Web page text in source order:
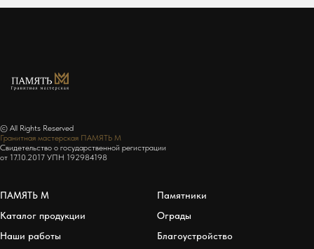
© All Rights Reserved
Гранитная мастерская ПАМЯТЬ М
Свидетельство о государственной регистрации
от 17.10.2017 УПН 192984198
ПАМЯТЬ М
Каталог продукции
Наши работы
Памятники
Ограды
Благоустройство